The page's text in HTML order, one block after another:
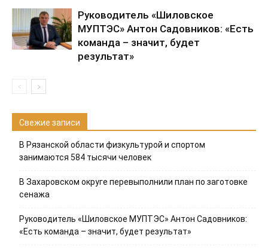
Руководитель «Шиловское
МУПТЭС» Антон Садовников: «Есть
команда – значит, будет
результат»
Свежие записи
В Рязанской области физкультурой и спортом
занимаются 584 тысячи человек
В Захаровском округе перевыполнили план по заготовке
сенажа
Руководитель «Шиловское МУПТЭС» Антон Садовников:
«Есть команда – значит, будет результат»